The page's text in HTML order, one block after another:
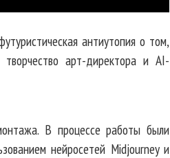
антиутопия о том,
арт-директора и AI-
В процессе работы были
нейросетей Midjourney и